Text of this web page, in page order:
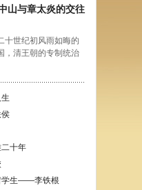
山与章太炎的交往
十世纪初风雨如晦的
，清王朝的专制统治
十年
学生——李铁根